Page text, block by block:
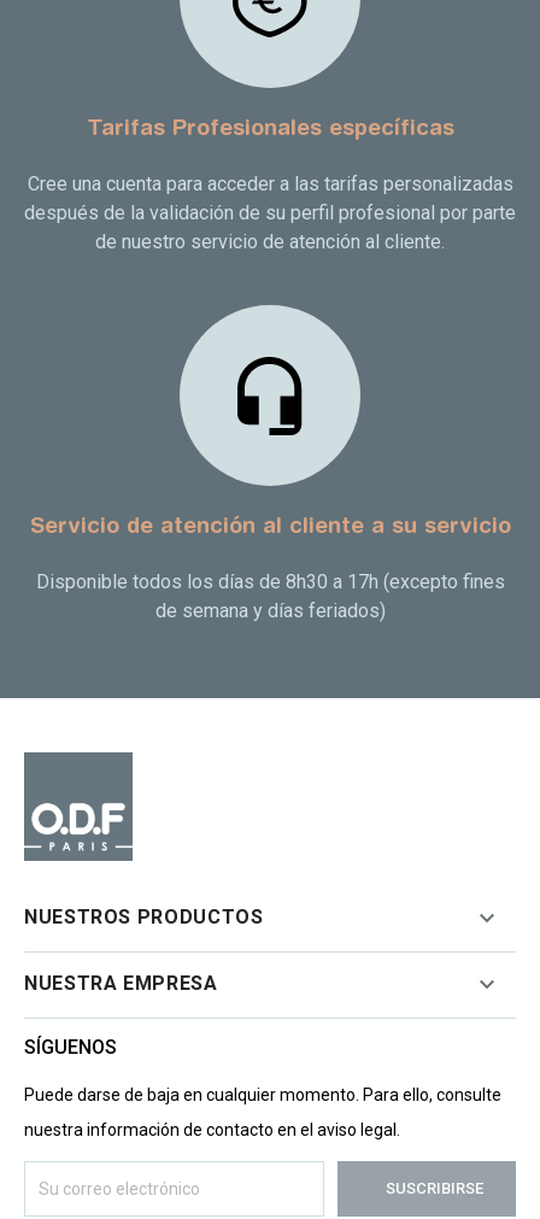
Tarifas Profesionales específicas
Cree una cuenta para acceder a las tarifas personalizadas
después de la validación de su perfil profesional por parte
de nuestro servicio de atención al cliente.
Servicio de atención al cliente a su servicio
Disponible todos los días de 8h30 a 17h (excepto fines
de semana y días feriados)
NUESTROS PRODUCTOS 
NUESTRA EMPRESA 
SÍGUENOS
Puede darse de baja en cualquier momento. Para ello, consulte
nuestra información de contacto en el aviso legal.